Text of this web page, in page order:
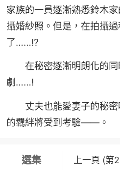
家族的一員逐漸熟悉鈴木
攝婚紗照。但是，在拍攝
了……!?
在秘密逐漸明朗化的
劇……!
丈夫也能愛妻子的秘
的羈絆將受到考驗——。
選集 上一頁 (第